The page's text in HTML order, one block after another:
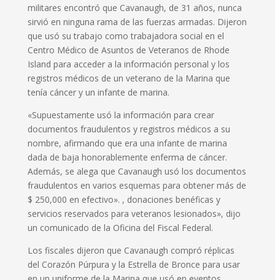
militares encontró que Cavanaugh, de 31 años, nunca
sirvió en ninguna rama de las fuerzas armadas. Dijeron
que usó su trabajo como trabajadora social en el
Centro Médico de Asuntos de Veteranos de Rhode
Island para acceder a la información personal y los
registros médicos de un veterano de la Marina que
tenía cáncer y un infante de marina.
«Supuestamente usó la información para crear
documentos fraudulentos y registros médicos a su
nombre, afirmando que era una infante de marina
dada de baja honorablemente enferma de cáncer.
Además, se alega que Cavanaugh usó los documentos
fraudulentos en varios esquemas para obtener más de
$ 250,000 en efectivo». , donaciones benéficas y
servicios reservados para veteranos lesionados», dijo
un comunicado de la Oficina del Fiscal Federal.
Los fiscales dijeron que Cavanaugh compró réplicas
del Corazón Púrpura y la Estrella de Bronce para usar